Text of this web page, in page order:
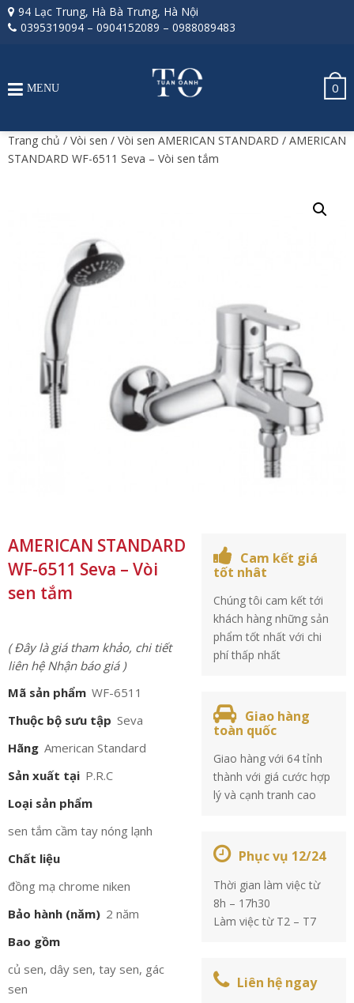
94 Lạc Trung, Hà Bà Trưng, Hà Nội
0395319094 – 0904152089 – 0988089483
0
MENU
Trang chủ / Vòi sen / Vòi sen AMERICAN STANDARD / AMERICAN
STANDARD WF-6511 Seva – Vòi sen tắm
AMERICAN STANDARD
WF-6511 Seva – Vòi
sen tắm
( Đây là giá tham khảo, chi tiết
liên hệ Nhận báo giá )
Mã sản phẩm WF-6511
Thuộc bộ sưu tập Seva
Hãng American Standard
Sản xuất tại P.R.C
Loại sản phẩm
sen tắm cầm tay nóng lạnh
Chất liệu
đồng mạ chrome niken
Bảo hành (năm) 2 năm
Bao gồm
củ sen, dây sen, tay sen, gác
sen
Cam kết giá
tốt nhât
Chúng tôi cam kết tới
khách hàng những sản
phẩm tốt nhất với chi
phí thấp nhất
Giao hàng
toàn quốc
Giao hàng với 64 tỉnh
thành với giá cước hợp
lý và cạnh tranh cao
Phục vụ 12/24
Thời gian làm việc từ
8h – 17h30
Làm việc từ T2 – T7
Liên hệ ngay